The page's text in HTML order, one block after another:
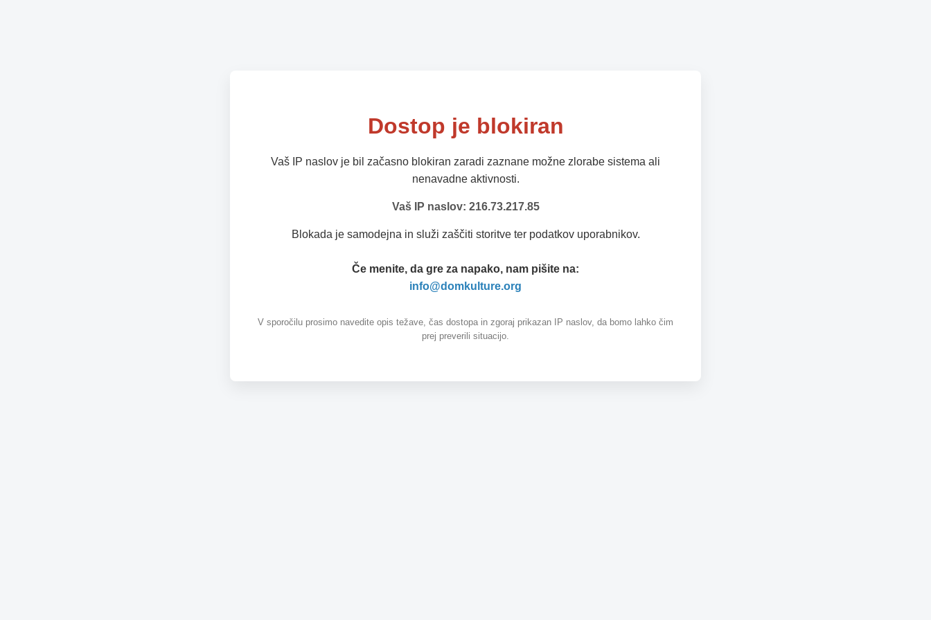
Dostop je blokiran
Vaš IP naslov je bil začasno blokiran zaradi zaznane možne zlorabe sistema ali
nenavadne aktivnosti.
Vaš IP naslov: 216.73.217.85
Blokada je samodejna in služi zaščiti storitve ter podatkov uporabnikov.
Če menite, da gre za napako, nam pišite na:
info@domkulture.org
V sporočilu prosimo navedite opis težave, čas dostopa in zgoraj prikazan IP naslov, da bomo lahko čim
prej preverili situacijo.